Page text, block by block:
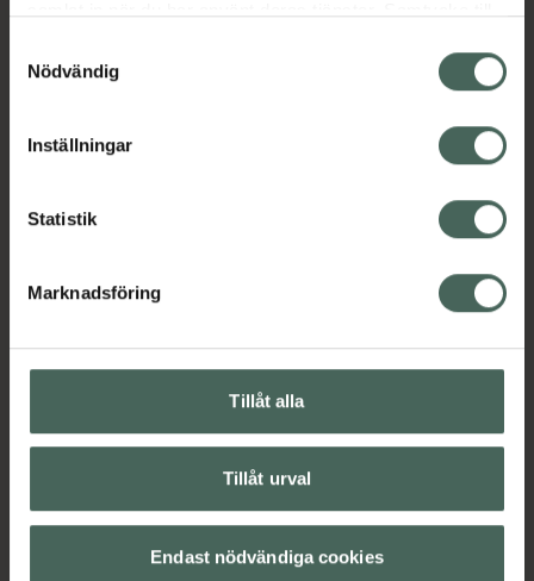
återkalla ditt samtycke via webbplatsens
cookieinställningar. Ett återkallat samtycke påverkar inte
lagligheten av behandling som skett innan återkallelsen.
Nödvändig
Inställningar
Statistik
Marknadsföring
Tillåt alla
Tillåt urval
Endast nödvändiga cookies
genom att man använder Corsodyl t ex på
Corsodyl skall endast användas till barn under
Jämförpris
Mun och tänder
Instruktioner Visa
Bipacksedel från FASS Visa